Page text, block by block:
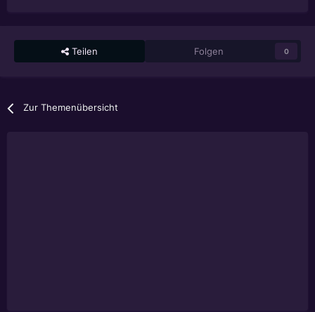
Teilen Folgen 0
Zur Themenübersicht